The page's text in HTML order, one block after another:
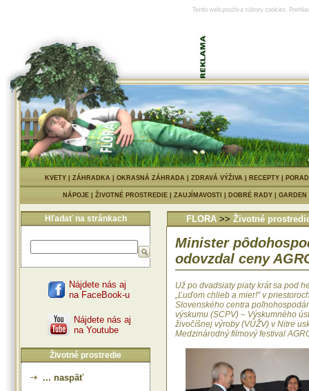
Tento web používa súbory cookies.
KVETY| ZÁHRADKA| OKRASNÁ ZÁHRADA| ZDRAVÁ VÝŽIVA| RECEPTY|
NÁPOJE ŽIVOTNÉ PROSTREDIE ZAUJÍMAVOSTI DOBRÉ RADY
Hľadať na stránkach
Nájdete nás aj
na FaceBook-u
Nájdete nás aj
na Youtube
Životné prostredie
... naspäť
FLORA >> Životné
Minister
odovzdal ceny
Už po dvadsiaty piaty krát sa pod
„Ľuďom chlieb a mier!" v
Slovenského centra
výskumu (SCPV) – Výskumného
živočíšnej výroby (VÚŽV) v Nitre
Medzinárodný filmový festival